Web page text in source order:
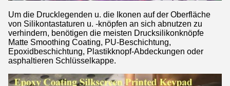
Um die Drucklegenden u. die Ikonen auf der Oberfläche
von Silikontastaturen u. -knöpfen an sich abnutzen zu
verhindern, benötigen die meisten Drucksilikonknöpfe
Matte Smoothing Coating, PU-Beschichtung,
Epoxidbeschichtung, Plastikknopf-Abdeckungen oder
asphaltieren Schlüsselkappe.